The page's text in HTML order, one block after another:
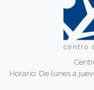
Horario: De lunes a